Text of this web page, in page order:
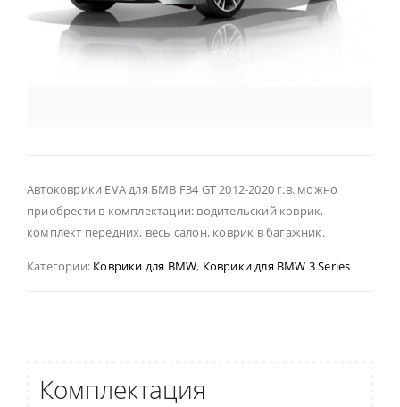
Автоковрики EVA для БМВ F34 GT 2012-2020 г.в. можно
приобрести в комплектации: водительский коврик,
комплект передних, весь салон, коврик в багажник.
Категории: Коврики для BMW, Коврики для BMW 3 Series
Комплектация